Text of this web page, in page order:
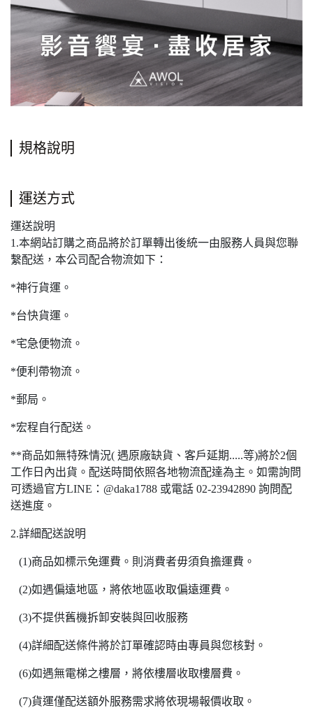
規格說明
運送方式
運送說明
1.本網站訂購之商品將於訂單轉出後統一由服務人員與您聯
繫配送，本公司配合物流如下：
*神行貨運。
*台快貨運。
*宅急便物流。
*便利帶物流。
*郵局。
*宏程自行配送。
**商品如無特殊情況( 遇原廠缺貨、客戶延期.....等)將於2個
工作日內出貨。配送時間依照各地物流配達為主。如需詢問
可透過官方LINE：@daka1788 或電話 02-23942890 詢問配
送進度。
2.詳細配送說明
(1)商品如標示免運費。則消費者毋須負擔運費。
(2)如遇偏遠地區，將依地區收取偏遠運費。
(3)不提供舊機拆卸安裝與回收服務
(4)詳細配送條件將於訂單確認時由專員與您核對。
(6)如遇無電梯之樓層，將依樓層收取樓層費。
(7)貨運僅配送額外服務需求將依現場報價收取。